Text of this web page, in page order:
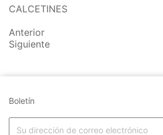
CALCETINES
Anterior
Siguiente
Boletín